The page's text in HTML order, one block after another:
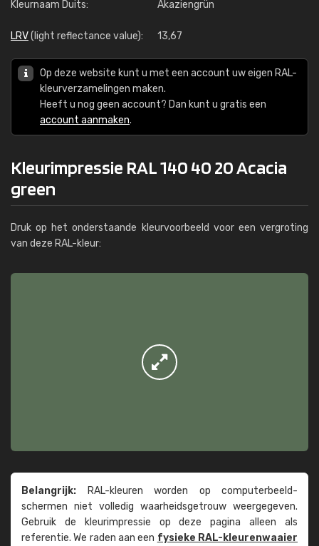
Kleurnaam Duits:
Akaziengrün
LRV(light reflectance value): 13,67
Op deze website kunt u met een account uw eigen RAL-
kleurverzamelingen maken.
Heeft u nog geen account? Dan kunt u gratis een
account aanmaken.
Kleurimpressie RAL 140 40 20 Acacia
green
Druk op het onderstaande kleurvoorbeeld voor een vergroting
van deze RAL-kleur:
Belangrijk: RAL-kleuren worden op computer­beeld­
schermen niet volledig waarheids­­getrouw weer­gegeven.
Gebruik de kleur­impressie op deze pagina alleen als
referentie. We raden aan een fysieke RAL-kleuren­waaier